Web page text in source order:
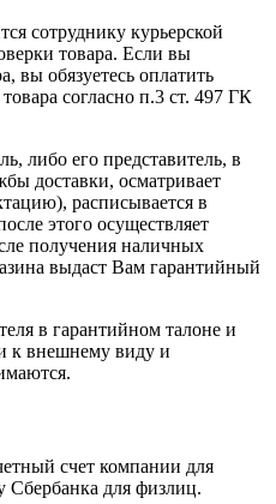
сотруднику курьерской
товара. Если вы
вы обязуетесь оплатить
согласно п.3 ст. 497 ГК
либо его представитель, в
доставки, осматривает
расписывается в
этого осуществляет
получения наличных
выдаст Вам гарантийный
в гарантийном талоне и
к внешнему виду и
счет компании для
Сбербанка для физлиц.